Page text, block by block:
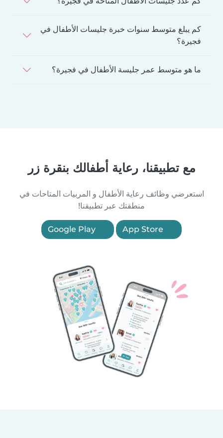
كم يبلغ متوسط سنوات خبرة جليسات الأطفال في
فجيرة؟
ما هو متوسط عمر جليسة الأطفال في فجيرة؟
مع تطبيقنا، رعاية أطفالك بنقرة زر
استعرضي وظائف رعاية الأطفال و المربيات المتاحات في
منطقتك عبر تطبيقنا!